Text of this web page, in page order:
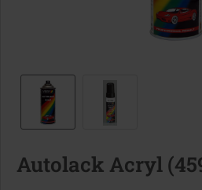
Autolack Acryl